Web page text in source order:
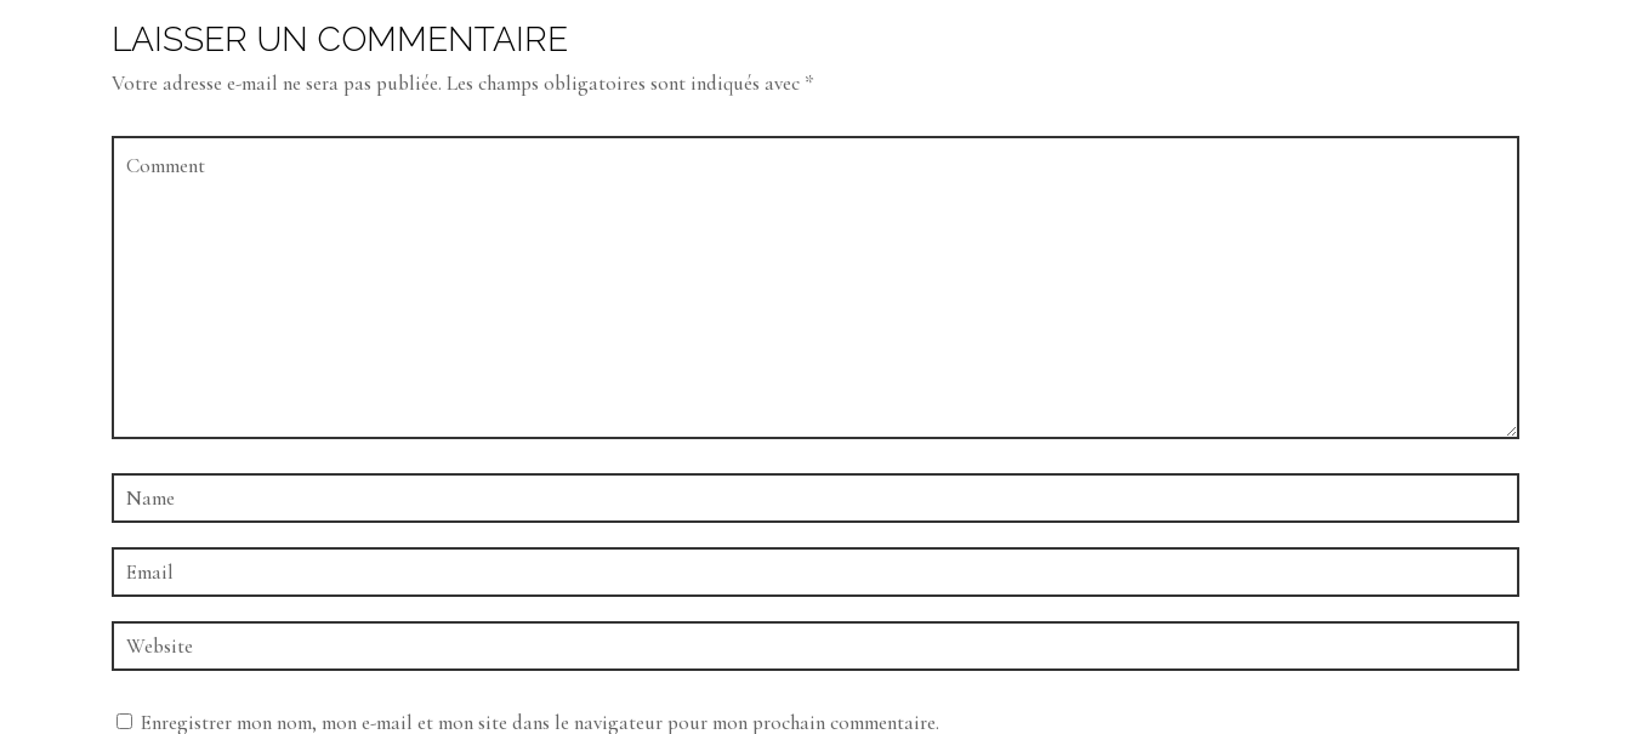
LAISSER UN COMMENTAIRE
Votre adresse e-mail ne sera pas publiée. Les champs obligatoires sont indiqués avec *
Enregistrer mon nom, mon e-mail et mon site dans le navigateur pour mon prochain commentaire.